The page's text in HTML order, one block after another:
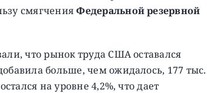
смягченияФедеральной резервной
что рынок труда США оставался
больше, чем ожидалось, 177 тыс.
на уровне 4,2%, что дает